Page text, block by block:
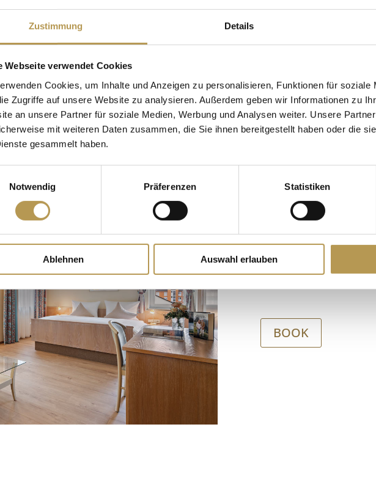
Zustimmung Details
Webseite verwendet Cookies
Cookies, um Inhalte und Anzeigen zu personalisieren, Funktionen für soziale
Zugriffe auf unsere Website zu analysieren. Außerdem geben wir Informationen zu
an unsere Partner für soziale Medien, Werbung und Analysen weiter. Unsere
mit weiteren Daten zusammen, die Sie ihnen bereitgestellt haben oder die
gesammelt haben.
Notwendig
Präferenzen Statistiken
Ablehnen Auswahl erlauben
With shower,
WLAN, safe and
Size of the suite:
BOOK